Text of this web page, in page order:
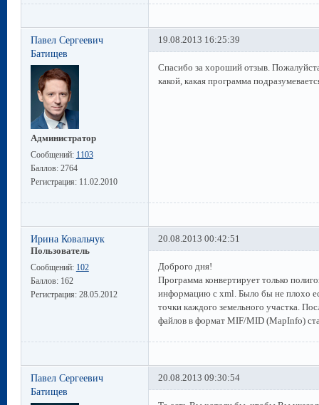
Павел Сергеевич
Батищев
Администратор
Сообщений: 1103
Баллов: 2764
Регистрация: 11.02.2010
19.08.2013 16:25:39
Спасибо за хороший отзыв.
какой, какая программа
Ирина Ковальчук
Пользователь
Сообщений: 102
Баллов: 162
Регистрация: 28.05.2012
20.08.2013 00:42:51
Доброго дня!
Программа конвертирует только
информацию с xml. Было бы не плохо
точки каждого земельного участка.
файлов в формат MIF/MID (MapInfo)
Павел Сергеевич
Батищев
20.08.2013 09:30:54